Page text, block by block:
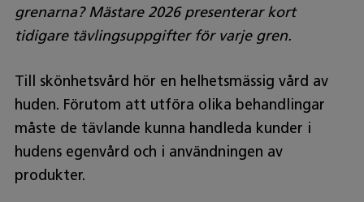
grenarna? Mästare 2026 presenterar kort
tidigare tävlingsuppgifter för varje gren.
Till skönhetsvård hör en helhetsmässig vård av
huden. Förutom att utföra olika behandlingar
måste de tävlande kunna handleda kunder i
hudens egenvård och i användningen av
produkter.